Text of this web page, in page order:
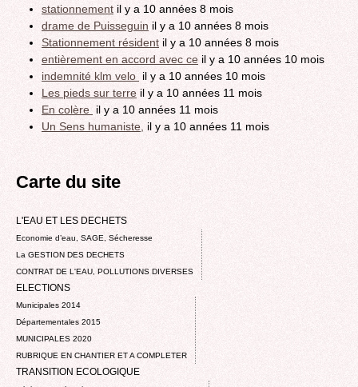
stationnement il y a 10 années 8 mois
drame de Puisseguin il y a 10 années 8 mois
Stationnement résident il y a 10 années 8 mois
entièrement en accord avec ce il y a 10 années 10 mois
indemnité klm velo il y a 10 années 10 mois
Les pieds sur terre il y a 10 années 11 mois
En colère il y a 10 années 11 mois
Un Sens humaniste, il y a 10 années 11 mois
Carte du site
L'EAU ET LES DECHETS
Economie d’eau, SAGE, Sécheresse
La GESTION DES DECHETS
CONTRAT DE L'EAU, POLLUTIONS DIVERSES
ELECTIONS
Municipales 2014
Départementales 2015
MUNICIPALES 2020
RUBRIQUE EN CHANTIER ET A COMPLETER
TRANSITION ECOLOGIQUE